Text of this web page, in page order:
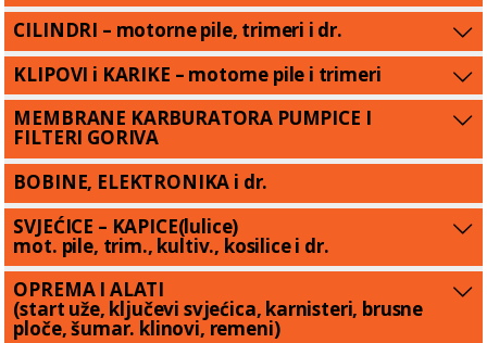
CILINDRI – motorne pile, trimeri i dr.
KLIPOVI i KARIKE – motorne pile i trimeri
MEMBRANE KARBURATORA PUMPICE I
FILTERI GORIVA
BOBINE, ELEKTRONIKA i dr.
SVJEĆICE – KAPICE(lulice)
mot. pile, trim., kultiv., kosilice i dr.
OPREMA I ALATI
(start uže, ključevi svjećica, karnisteri, brusne
ploče, šumar. klinovi, remeni)